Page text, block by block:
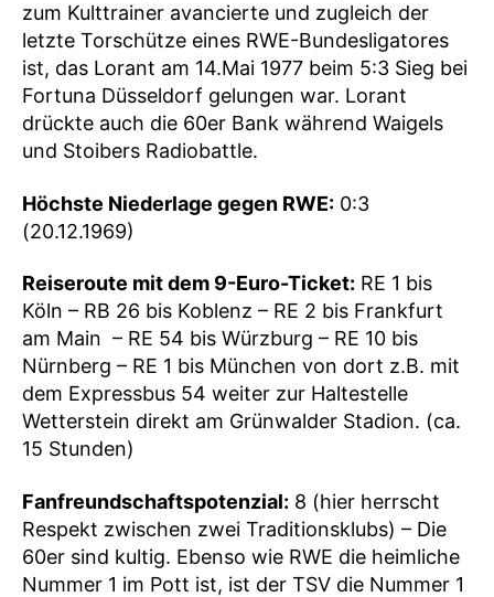
zum Kulttrainer avancierte und zugleich der
letzte Torschütze eines RWE-Bundesligatores
ist, das Lorant am 14.Mai 1977 beim 5:3 Sieg bei
Fortuna Düsseldorf gelungen war. Lorant
drückte auch die 60er Bank während Waigels
und Stoibers Radiobattle.
Höchste Niederlage gegen RWE: 0:3
(20.12.1969)
Reiseroute mit dem 9-Euro-Ticket: RE 1 bis
Köln – RB 26 bis Koblenz – RE 2 bis Frankfurt
am Main – RE 54 bis Würzburg – RE 10 bis
Nürnberg – RE 1 bis München von dort z.B. mit
dem Expressbus 54 weiter zur Haltestelle
Wetterstein direkt am Grünwalder Stadion. (ca.
15 Stunden)
Fanfreundschaftspotenzial: 8 (hier herrscht
Respekt zwischen zwei Traditionsklubs) – Die
60er sind kultig. Ebenso wie RWE die heimliche
Nummer 1 im Pott ist, ist der TSV die Nummer 1